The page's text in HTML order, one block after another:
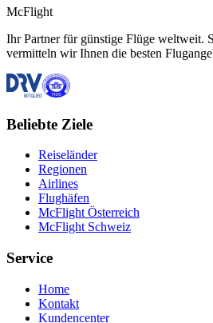
McFlight
Ihr Partner für günstige Flüge weltweit.
vermitteln wir Ihnen die besten
Beliebte Ziele
Reiseländer
Regionen
Airlines
Flughäfen
McFlight Österreich
McFlight Schweiz
Service
Home
Kontakt
Kundencenter